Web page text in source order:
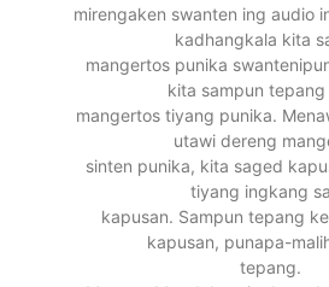
mirengaken swanten ing audio
kadhangkala kita
mangertos punika
kita sampun
mangertos tiyang punika.
utawi dereng
sinten punika, kita saged
tiyang ingkang
kapusan. Sampun tepang
kapusan, punapa-
tepang.